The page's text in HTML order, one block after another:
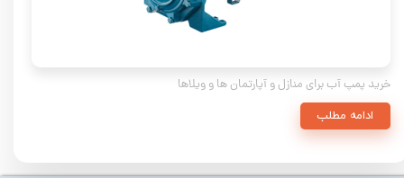
خرید پمپ آب برای منازل و آپارتمان ها و ویلاها
ادامه مطلب